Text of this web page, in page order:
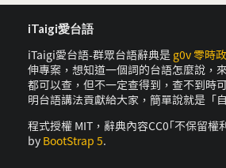
iTaigi愛台語
iTaigi愛台語-群眾台語辭典是 g0v 零時
伸專案，想知道一個詞的台語怎麼說，
都可以查，但不一定查得到，查不到時
明台語講法貢獻給大家，簡單說就是「
程式授權 MIT，辭典內容CC0｢不保留權
by BootStrap 5.